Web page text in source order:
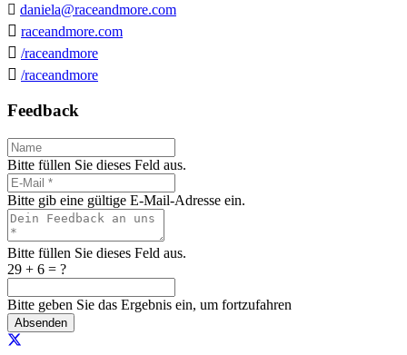
 daniela@raceandmore.com
 raceandmore.com
 /raceandmore
 /raceandmore
Feedback
Bitte füllen Sie dieses Feld aus.
Bitte gib eine gültige E-Mail-Adresse ein.
Bitte füllen Sie dieses Feld aus.
29 + 6 = ?
Bitte geben Sie das Ergebnis ein, um fortzufahren
Absenden